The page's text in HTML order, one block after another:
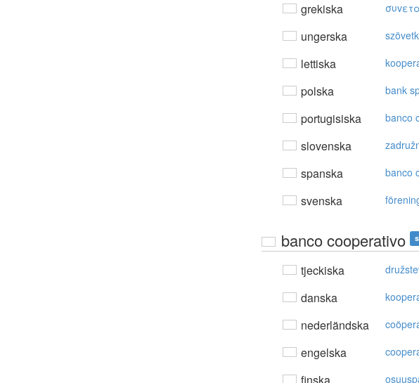
grekiska
ungerska
lettiska
polska bank
portugisiska banco
slovenska
spanska banco
svenska
banco cooperativo
tjeckiska
danska
nederländska
engelska